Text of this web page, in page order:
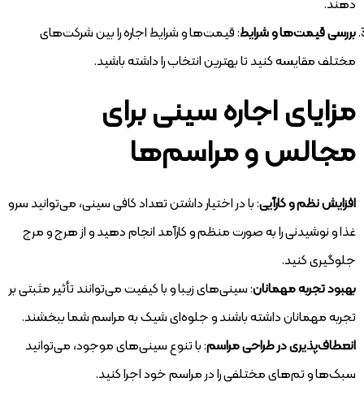
دهند.
بررسی قیمت‌ها و شرایط: قیمت‌ها و شرایط اجاره را بین شرکت‌های
مختلف مقایسه کنید تا بهترین انتخاب را داشته باشید.
مزایای اجاره سینی برای
مجالس و مراسم‌ها
افزایش نظم و کارآیی: با در اختیار داشتن تعداد کافی سینی، می‌توانید سرو
غذا و نوشیدنی را به صورت منظم و کارآمد انجام دهید و از هرج و مرج
جلوگیری کنید.
بهبود تجربه مهمانان: سینی‌های زیبا و با کیفیت می‌توانند تأثیر مثبتی بر
تجربه مهمانان داشته باشند و جلوه‌ای شیک به مراسم شما ببخشند.
انعطاف‌پذیری در طراحی مراسم: با تنوع سینی‌های موجود، می‌توانید
سبک‌ها و تم‌های مختلفی را در مراسم خود اجرا کنید.